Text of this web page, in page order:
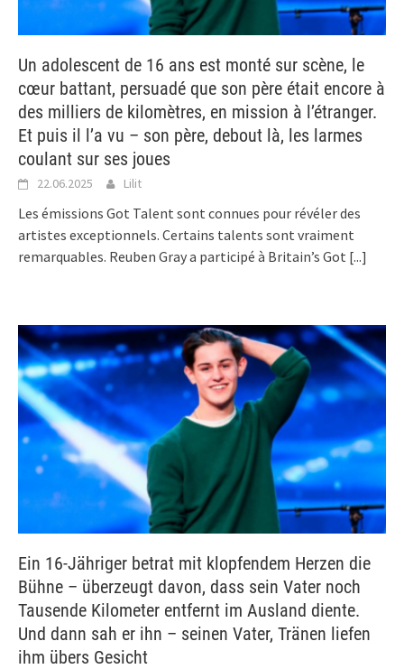
Un adolescent de 16 ans est monté sur scène, le
cœur battant, persuadé que son père était encore à
des milliers de kilomètres, en mission à l’étranger.
Et puis il l’a vu – son père, debout là, les larmes
coulant sur ses joues
22.06.2025 Lilit
Les émissions Got Talent sont connues pour révéler des
artistes exceptionnels. Certains talents sont vraiment
remarquables. Reuben Gray a participé à Britain’s Got [...]
Ein 16-Jähriger betrat mit klopfendem Herzen die
Bühne – überzeugt davon, dass sein Vater noch
Tausende Kilometer entfernt im Ausland diente.
Und dann sah er ihn – seinen Vater, Tränen liefen
ihm übers Gesicht